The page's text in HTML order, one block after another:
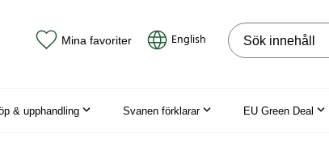
Mina favoriter English Sök på
& upphandling Svanen förklarar EU Green Deal